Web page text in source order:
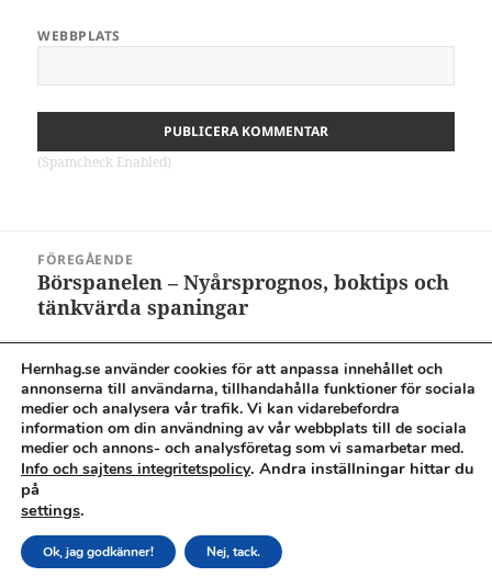
WEBBPLATS
(Spamcheck Enabled)
FÖREGÅENDE
Föregående
inlägg:
Börspanelen – Nyårsprognos, boktips och
tänkvärda spaningar
NÄSTA
Nästa
inlägg:
Bli en miljönär – bästa boken om grön
privatekonomi
Cookies & integritetspolicy
(C) Marcus Hernhag 2012 - 2026. Hernhag@gmail.com Allt på
denna sida är journalistik och inspiration, ej privatekonomisk
rådgivning.
Hernhag.se använder cookies för att anpassa innehållet och
annonserna till användarna, tillhandahålla funktioner för sociala
medier och analysera vår trafik. Vi kan vidarebefordra
information om din användning av vår webbplats till de sociala
medier och annons- och analysföretag som vi samarbetar med.
Info och sajtens integritetspolicy. Andra inställningar hittar du
på
settings.
Ok, jag godkänner! Nej, tack.